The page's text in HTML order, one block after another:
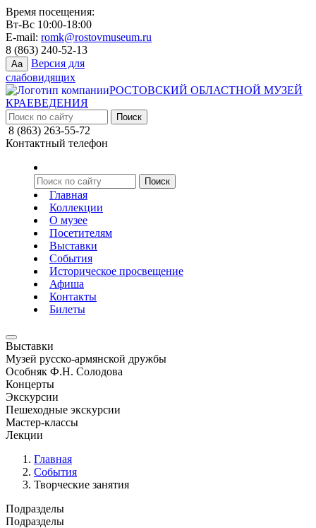
Время посещения:
Вт-Вс 10:00-18:00
E-mail: romk@rostovmuseum.ru
8 (863) 240-52-13
Aa
Версия для
слабовидящих
РОСТОВСКИЙ ОБЛАСТНОЙ МУЗЕЙ
КРАЕВЕДЕНИЯ
8 (863) 263-55-72
Контактный телефон
Главная
Коллекции
О музее
Посетителям
Выставки
События
Историческое просвещение
Афиша
Контакты
Билеты
Выставки
Музей русско-армянской дружбы
Особняк Ф.Н. Солодова
Концерты
Экскурсии
Пешеходные экскурсии
Мастер-классы
Лекции
Главная
События
Творческие занятия
Подразделы
Подразделы